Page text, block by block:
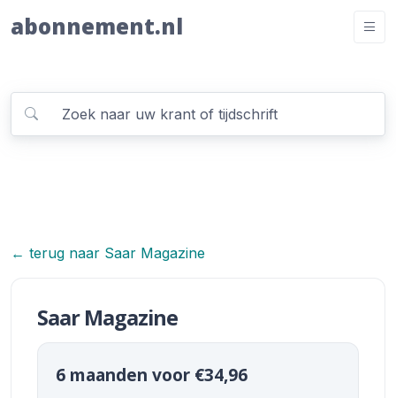
abonnement.nl
← terug naar Saar Magazine
Saar Magazine
6 maanden voor €34,96